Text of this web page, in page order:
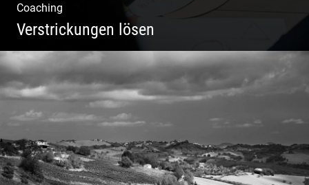
Coaching
Verstrickungen lösen
Systemisches Coaching & Systemische
Aufstellung